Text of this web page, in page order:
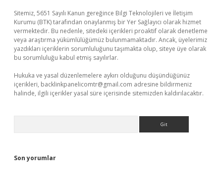
Sitemiz, 5651 Sayılı Kanun gereğince Bilgi Teknolojileri ve İletişim
Kurumu (BTK) tarafından onaylanmış bir Yer Sağlayıcı olarak hizmet
vermektedir. Bu nedenle, sitedeki içerikleri proaktif olarak denetleme
veya araştırma yükümlülüğümüz bulunmamaktadır. Ancak, üyelerimiz
yazdıkları içeriklerin sorumluluğunu taşımakta olup, siteye üye olarak
bu sorumluluğu kabul etmiş sayılırlar.
Hukuka ve yasal düzenlemelere aykırı olduğunu düşündüğünüz
içerikleri, backlinkpanelicomtr@gmail.com adresine bildirmeniz
halinde, ilgili içerikler yasal süre içerisinde sitemizden kaldırılacaktır.
Son yorumlar